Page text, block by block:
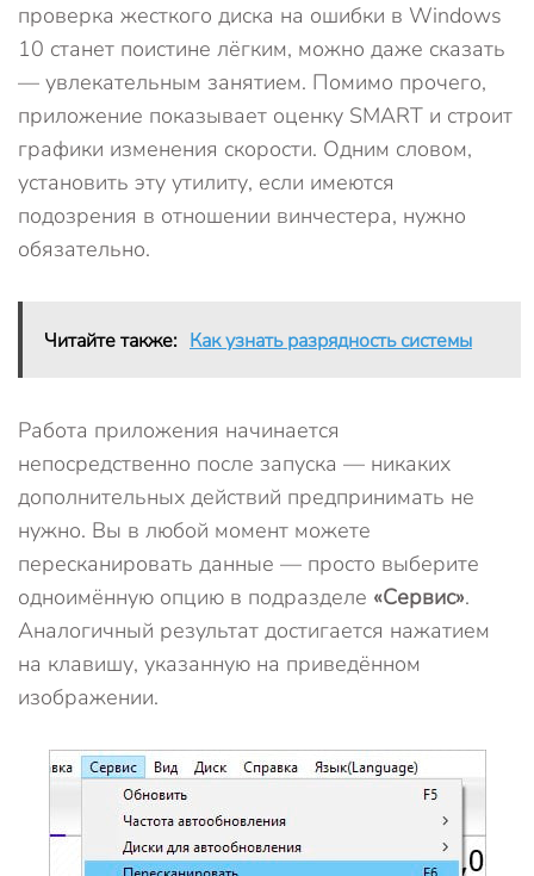
проверка жесткого диска на ошибки в Windows
10 станет поистине лёгким, можно даже сказать
— увлекательным занятием. Помимо прочего,
приложение показывает оценку SMART и строит
графики изменения скорости. Одним словом,
установить эту утилиту, если имеются
подозрения в отношении винчестера, нужно
обязательно.
Читайте также: Как узнать разрядность системы
Работа приложения начинается
непосредственно после запуска — никаких
дополнительных действий предпринимать не
нужно. Вы в любой момент можете
пересканировать данные — просто выберите
одноимённую опцию в подразделе «Сервис».
Аналогичный результат достигается нажатием
на клавишу, указанную на приведённом
изображении.